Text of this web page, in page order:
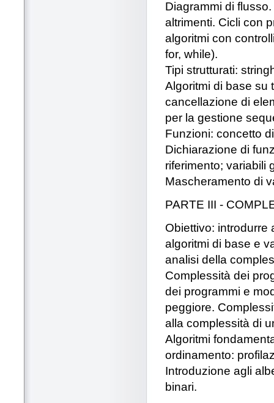
Diagrammi di
altrimenti. Cicli con
algoritmi con
for, while).
Tipi strutturati:
Algoritmi di base su
cancellazione di
per la gestione
Funzioni: concetto
Dichiarazione di
riferimento; variabili
Mascheramento di
PARTE III -
Obiettivo: introdurre
algoritmi di base e
analisi della
Complessità dei
dei programmi e
peggiore.
alla complessità di
Algoritmi
ordinamento:
Introduzione agli
binari.